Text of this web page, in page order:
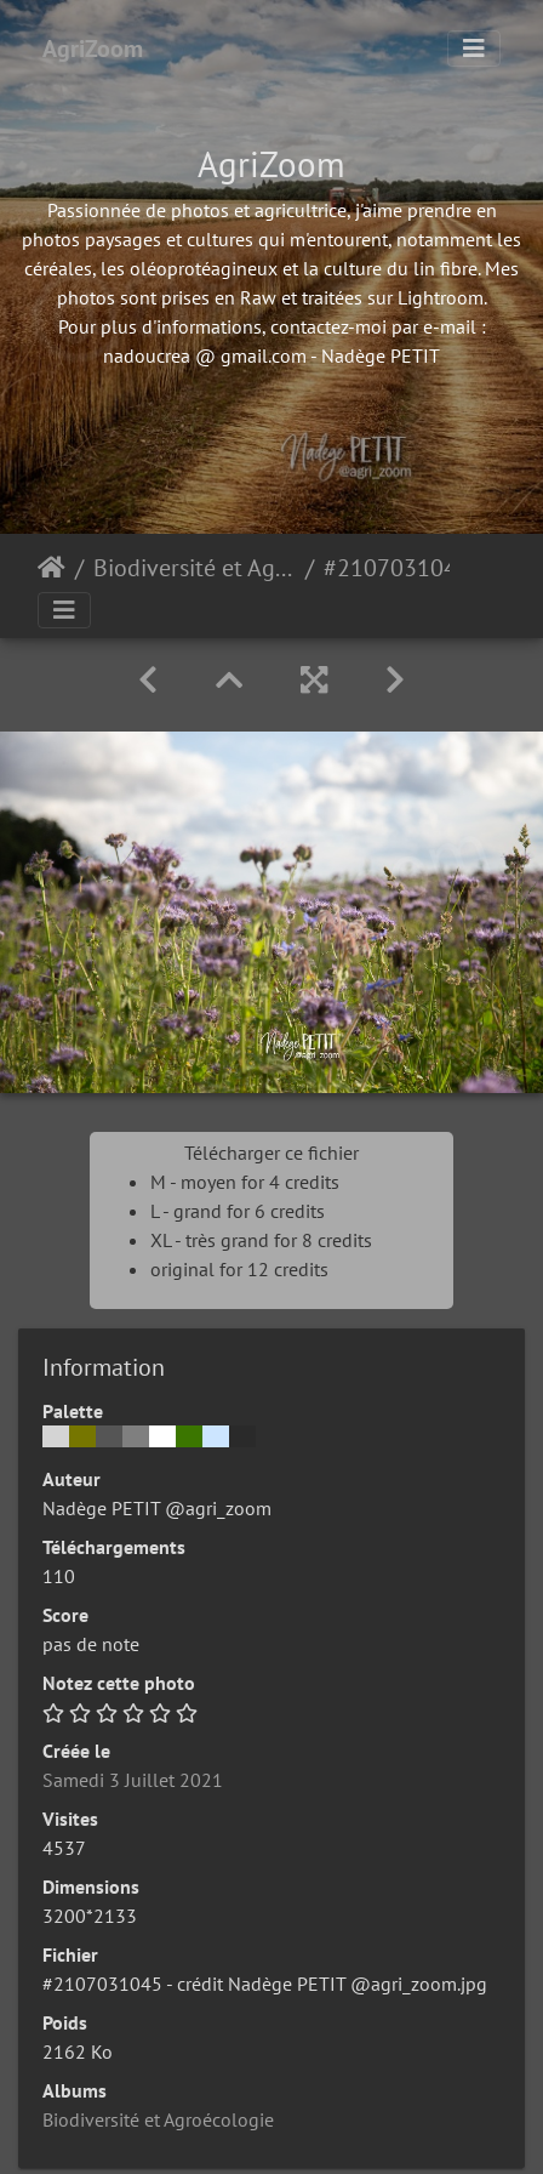
AgriZoom
AgriZoom
Passionnée de photos et agricultrice, j'aime prendre en
photos paysages et cultures qui m'entourent, notamment les
céréales, les oléoprotéagineux et la culture du lin fibre. Mes
photos sont prises en Raw et traitées sur Lightroom.
Pour plus d'informations, contactez-moi par e-mail :
nadoucrea @ gmail.com - Nadège PETIT
Biodiversité et Agroécologie
Télécharger ce fichier
M - moyen for 4 credits
L - grand for 6 credits
XL - très grand for 8 credits
original for 12 credits
Information
Palette
Auteur
Nadège PETIT @agri_zoom
Téléchargements
110
Score
pas de note
Notez cette photo
Créée le
Samedi 3 Juillet 2021
Visites
4537
Dimensions
3200*2133
Fichier
#2107031045 - crédit Nadège PETIT @agri_zoom.jpg
Poids
2162 Ko
Albums
Biodiversité et Agroécologie